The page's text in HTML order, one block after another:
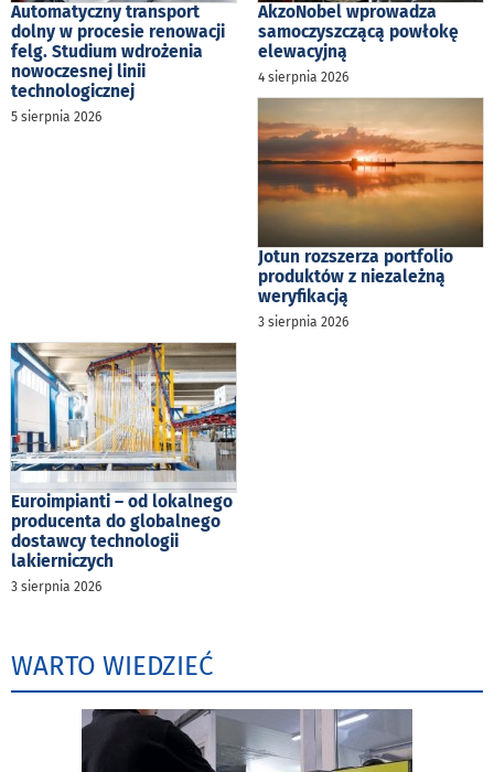
Automatyczny transport
dolny w procesie renowacji
felg. Studium wdrożenia
nowoczesnej linii
technologicznej
5 sierpnia 2026
AkzoNobel wprowadza
samoczyszczącą powłokę
elewacyjną
4 sierpnia 2026
Jotun rozszerza portfolio
produktów z niezależną
weryfikacją
3 sierpnia 2026
Euroimpianti – od lokalnego
producenta do globalnego
dostawcy technologii
lakierniczych
3 sierpnia 2026
WARTO WIEDZIEĆ